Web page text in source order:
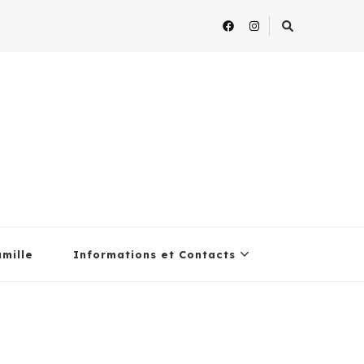
Informations et Contacts